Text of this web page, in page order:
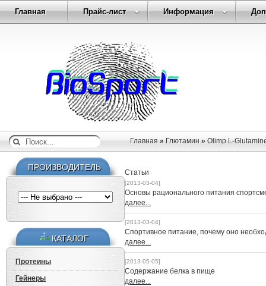
Главная Прайс-лист Информация
Главная » Глютамин » Olimp L-
ПРОИЗВОДИТЕЛЬ
КАТАЛОГ
Протеины
Гейнеры
Статьи
[2013-03-04]
Основы рационального питания
далее...
[2013-03-04]
Спортивное питание, почему оно
далее...
[2013-05-05]
Cодержание белка в пище
далее...